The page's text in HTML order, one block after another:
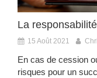
La
15 Août 2021
En cas de cession
risques pour un